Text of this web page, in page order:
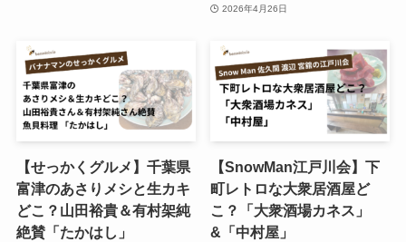
2026年4月26日
【せっかくグルメ】千葉県
富津のあさりメシと生カキ
どこ？山田裕貴＆有村架純
絶賛「たかはし」
【SnowMan江戸川会】下
町レトロな大衆居酒屋ど
こ？「大衆酒場カネス」
&「中村屋」